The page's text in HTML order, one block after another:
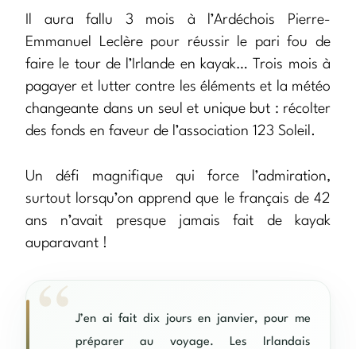
Il aura fallu 3 mois à l’Ardéchois Pierre-
Emmanuel Leclère pour réussir le pari fou de
faire le tour de l’Irlande en kayak… Trois mois à
pagayer et lutter contre les éléments et la météo
changeante dans un seul et unique but : récolter
des fonds en faveur de l’association 123 Soleil.
Un défi magnifique qui force l’admiration,
surtout lorsqu’on apprend que le français de 42
ans n’avait presque jamais fait de kayak
auparavant !
J’en ai fait dix jours en janvier, pour me
préparer au voyage. Les Irlandais